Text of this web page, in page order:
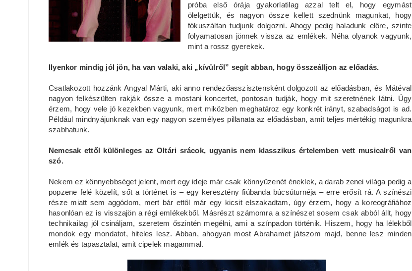
próba első órája gyakorlatilag azzal telt el, hogy egymást
ölelgettük, és nagyon össze kellett szednünk magunkat, hogy
fókuszáltan tudjunk dolgozni. Ahogy pedig haladunk előre, szinte
folyamatosan jönnek vissza az emlékek. Néha olyanok vagyunk,
mint a rossz gyerekek.
Ilyenkor mindig jól jön, ha van valaki, aki „kívülről” segít abban, hogy összeálljon az előadás.
Csatlakozott hozzánk Angyal Márti, aki anno rendezőasszisztensként dolgozott az előadásban, és Mátéval
nagyon felkészülten rakják össze a mostani koncertet, pontosan tudják, hogy mit szeretnének látni. Úgy
érzem, hogy vele jó kezekben vagyunk, mert miközben meghatároz egy konkrét irányt, szabadságot is ad.
Például mindnyájunknak van egy nagyon személyes pillanata az előadásban, amit teljes mértékig magunkra
szabhatunk.
Nemcsak ettől különleges az Oltári srácok, ugyanis nem klasszikus értelemben vett musicalről van
szó.
Nekem ez könnyebbséget jelent, mert egy ideje már csak könnyűzenét éneklek, a darab zenei világa pedig a
popzene felé közelít, sőt a történet is – egy keresztény fiúbanda búcsúturnéja – erre erősít rá. A színészi
része miatt sem aggódom, mert bár ettől már egy kicsit elszakadtam, úgy érzem, hogy a koreográfiához
hasonlóan ez is visszajön a régi emlékekből. Másrészt számomra a színészet sosem csak abból állt, hogy
technikailag jól csináljam, szeretem őszintén megélni, ami a színpadon történik. Hiszem, hogy ha lélekből
mondok egy mondatot, hiteles lesz. Abban, ahogyan most Abrahamet játszom majd, benne lesz minden
emlék és tapasztalat, amit cipelek magammal.